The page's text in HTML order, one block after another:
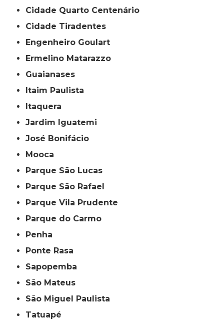
Cidade Quarto Centenário
Cidade Tiradentes
Engenheiro Goulart
Ermelino Matarazzo
Guaianases
Itaim Paulista
Itaquera
Jardim Iguatemi
José Bonifácio
Mooca
Parque São Lucas
Parque São Rafael
Parque Vila Prudente
Parque do Carmo
Penha
Ponte Rasa
Sapopemba
São Mateus
São Miguel Paulista
Tatuapé